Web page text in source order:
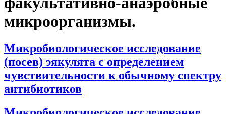
микроорганизмы.
Микробиологическое исследование
(посев) эякулята с определением
чувствительности к обычному спектру
антибиотиков